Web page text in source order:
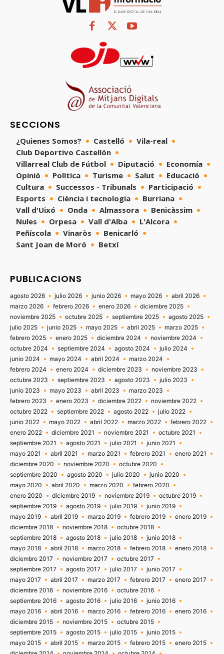
SECCIONS
¿Quienes Somos? Castelló
Vila-real
Club Deportivo Castellón
Villarreal Club de Fútbol
Diputació
Economía
Opinió
Política Turisme Salut
Educació
Cultura
Successos - Tribunals
Participació
Esports
Ciència i tecnologia
Burriana
Vall d'Uixó
Onda Almassora
Benicàssim
Nules
Orpesa Vall d'Alba
L'Alcora
Peñíscola
Vinaròs
Benicarló
Sant Joan de Moró
Betxí
PUBLICACIONS
agosto 2026 julio 2026 junio 2026 mayo 2026
abril 2026
marzo 2026
febrero 2026 enero 2026
diciembre 2025
noviembre 2025
octubre 2025 septiembre 2025
agosto 2025
julio 2025
junio 2025 mayo 2025 abril 2025
marzo 2025
febrero 2025
enero 2025 diciembre 2024
noviembre 2024
octubre 2024
septiembre 2024 agosto 2024
julio 2024
junio 2024
mayo 2024 abril 2024
marzo 2024
febrero 2024
enero 2024 diciembre 2023
noviembre 2023
octubre 2023
septiembre 2023 agosto 2023
julio 2023
junio 2023
mayo 2023 abril 2023
marzo 2023
febrero 2023
enero 2023 diciembre 2022
noviembre 2022
octubre 2022
septiembre 2022 agosto 2022
julio 2022
junio 2022
mayo 2022 abril 2022 marzo 2022
febrero 2022
enero 2022
diciembre 2021 noviembre 2021
octubre 2021
septiembre 2021
agosto 2021 julio 2021
junio 2021
mayo 2021
abril 2021 marzo 2021 febrero 2021
enero 2021
diciembre 2020
noviembre 2020
octubre 2020
septiembre 2020
agosto 2020 julio 2020
junio 2020
mayo 2020
abril 2020 marzo 2020
febrero 2020
enero 2020
diciembre 2019 noviembre 2019
octubre 2019
septiembre 2019
agosto 2019 julio 2019
junio 2019
mayo 2019
abril 2019 marzo 2019 febrero 2019
enero 2019
diciembre 2018
noviembre 2018
octubre 2018
septiembre 2018
agosto 2018 julio 2018
junio 2018
mayo 2018
abril 2018 marzo 2018 febrero 2018
enero 2018
diciembre 2017
noviembre 2017
octubre 2017
septiembre 2017
agosto 2017 julio 2017
junio 2017
mayo 2017
abril 2017 marzo 2017 febrero 2017
enero 2017
diciembre 2016
noviembre 2016
octubre 2016
septiembre 2016
agosto 2016 julio 2016
junio 2016
mayo 2016
abril 2016 marzo 2016 febrero 2016
enero 2016
diciembre 2015
noviembre 2015
octubre 2015
septiembre 2015
agosto 2015 julio 2015
junio 2015
mayo 2015
abril 2015 marzo 2015 febrero 2015
enero 2015